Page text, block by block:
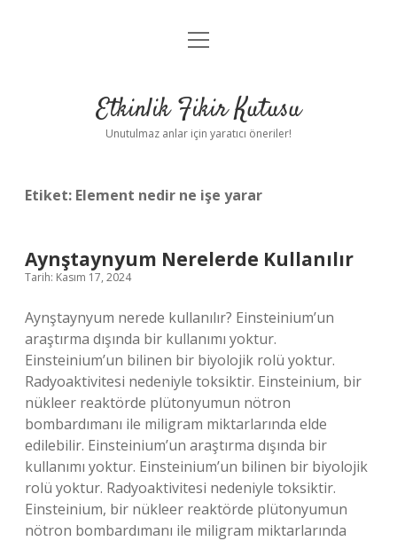
Anasayfa
Yasal Uyarı
menüyü
Etkinlik Fikir Kutusu
Unutulmaz anlar için yaratıcı öneriler!
Etiket: Element nedir ne işe yarar
Aynştaynyum Nerelerde Kullanılır
Tarih: Kasım 17, 2024
Aynştaynyum nerede kullanılır? Einsteinium’un
araştırma dışında bir kullanımı yoktur.
Einsteinium’un bilinen bir biyolojik rolü yoktur.
Radyoaktivitesi nedeniyle toksiktir. Einsteinium, bir
nükleer reaktörde plütonyumun nötron
bombardımanı ile miligram miktarlarında elde
edilebilir. Einsteinium’un araştırma dışında bir
kullanımı yoktur. Einsteinium’un bilinen bir biyolojik
rolü yoktur. Radyoaktivitesi nedeniyle toksiktir.
Einsteinium, bir nükleer reaktörde plütonyumun
nötron bombardımanı ile miligram miktarlarında